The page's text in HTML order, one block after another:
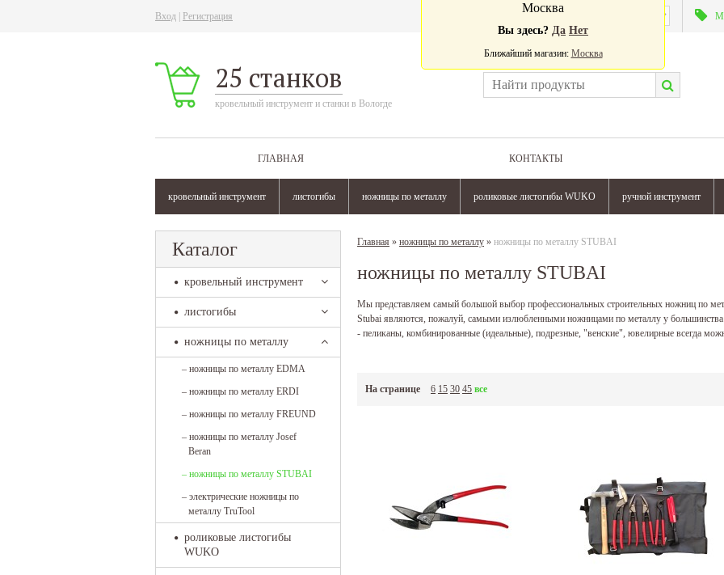
Вход Регистрация
25 станков
кровельный инструмент и станки в Вологде
ГЛАВНАЯ КОНТАКТЫ
кровельный инструмент листогибы ножницы по металлу роликовые листогибы WUKO ручной инструмент
Москва
Вы здесь? Да Нет
Ближайший магазин: Москва
Каталог
кровельный инструмент
листогибы
ножницы по металлу
– ножницы по металлу EDMA
– ножницы по металлу ERDI
– ножницы по металлу FREUND
– ножницы по металлу Josef
Beran
– ножницы по металлу STUBAI
– электрические ножницы по
металлу TruTool
роликовые листогибы
WUKO
Главная » ножницы по металлу » ножницы по металлу STUBAI
ножницы по металлу STUBAI
Мы представляем самый большой выбор профессиональных строительных ножниц по
Stubai являются, пожалуй, самыми излюбленными ножницами по металлу у
- пеликаны, комбинированные (идеальные), подрезные, "венские", ювелирные всегда
На странице 6 15 30 45 все